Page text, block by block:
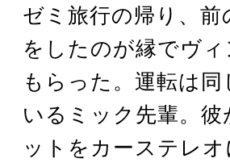
ゼミ旅行の帰り、
をしたのが縁でヴ
もらった。運転は
いるミック先輩。
ットをカーステレ